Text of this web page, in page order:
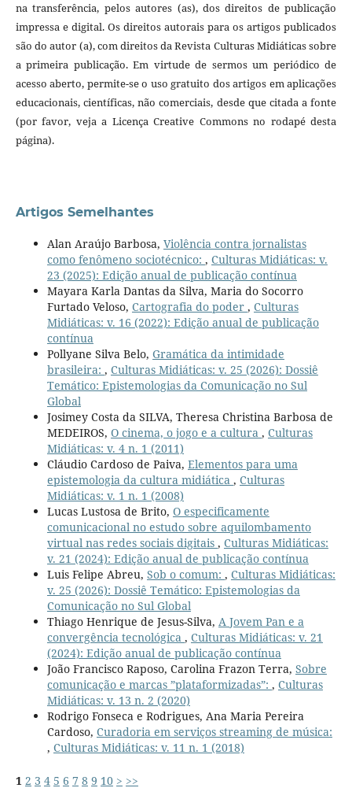
na transferência, pelos autores (as), dos direitos de publicação
impressa e digital. Os direitos autorais para os artigos publicados
são do autor (a), com direitos da Revista Culturas Midiáticas sobre
a primeira publicação. Em virtude de sermos um periódico de
acesso aberto, permite-se o uso gratuito dos artigos em aplicações
educacionais, científicas, não comerciais, desde que citada a fonte
(por favor, veja a Licença Creative Commons no rodapé desta
página).
Artigos Semelhantes
Alan Araújo Barbosa, Violência contra jornalistas
como fenômeno sociotécnico: , Culturas Midiáticas: v.
23 (2025): Edição anual de publicação contínua
Mayara Karla Dantas da Silva, Maria do Socorro
Furtado Veloso, Cartografia do poder , Culturas
Midiáticas: v. 16 (2022): Edição anual de publicação
contínua
Pollyane Silva Belo, Gramática da intimidade
brasileira: , Culturas Midiáticas: v. 25 (2026): Dossiê
Temático: Epistemologias da Comunicação no Sul
Global
Josimey Costa da SILVA, Theresa Christina Barbosa de
MEDEIROS, O cinema, o jogo e a cultura , Culturas
Midiáticas: v. 4 n. 1 (2011)
Cláudio Cardoso de Paiva, Elementos para uma
epistemologia da cultura midiática , Culturas
Midiáticas: v. 1 n. 1 (2008)
Lucas Lustosa de Brito, O especificamente
comunicacional no estudo sobre aquilombamento
virtual nas redes sociais digitais , Culturas Midiáticas:
v. 21 (2024): Edição anual de publicação contínua
Luis Felipe Abreu, Sob o comum: , Culturas Midiáticas:
v. 25 (2026): Dossiê Temático: Epistemologias da
Comunicação no Sul Global
Thiago Henrique de Jesus-Silva, A Jovem Pan e a
convergência tecnológica , Culturas Midiáticas: v. 21
(2024): Edição anual de publicação contínua
João Francisco Raposo, Carolina Frazon Terra, Sobre
comunicação e marcas ”plataformizadas”: , Culturas
Midiáticas: v. 13 n. 2 (2020)
Rodrigo Fonseca e Rodrigues, Ana Maria Pereira
Cardoso, Curadoria em serviços streaming de música:
, Culturas Midiáticas: v. 11 n. 1 (2018)
1 2 3 4 5 6 7 8 9 10 > >>